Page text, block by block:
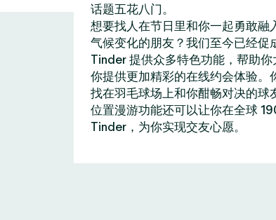
话题五花八门。
想要找人在节日里和你一起勇敢
气候变化的朋友？我们至今已经促
Tinder 提供众多特色功能，帮助
你提供更加精彩的在线约会体验
找在羽毛球场上和你酣畅对决的球
位置漫游功能还可以让你在全球
Tinder，为你实现交友心愿。